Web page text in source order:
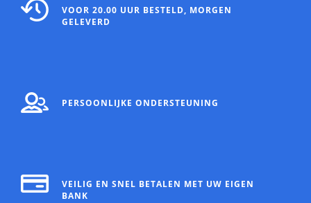
VOOR 20.00 UUR BESTELD, MORGEN
GELEVERD
PERSOONLIJKE ONDERSTEUNING
VEILIG EN SNEL BETALEN MET UW EIGEN
BANK